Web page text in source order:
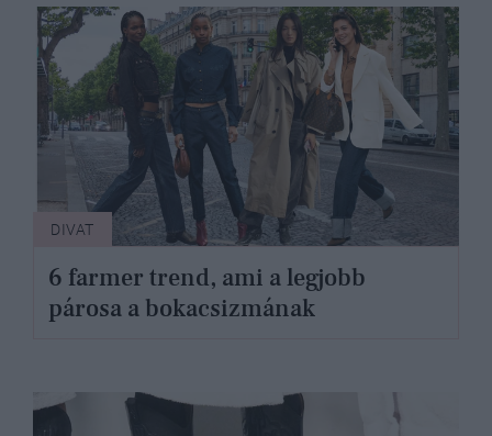
DIVAT
6 farmer trend, ami a legjobb
párosa a bokacsizmának